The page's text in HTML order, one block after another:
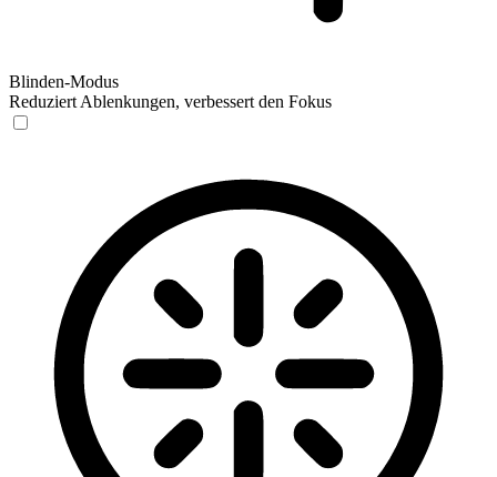
Blinden-Modus
Reduziert Ablenkungen, verbessert den Fokus